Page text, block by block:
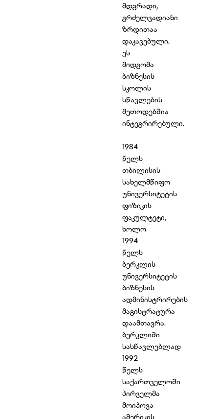
მდგრადი,
გრძელვადიანი
ზრდითაა
დაკავებული.
ეს
მიდგომა
ბიზნესის
სკოლის
სწავლების
მეთოდებშია
ინტეგრირებული.
1984
წელს
თბილისის
სახელმწიფო
უნივერსიტეტის
ფიზიკის
ფაკულტეტი,
ხოლო
1994
წელს
ბერკლის
უნივერსიტეტის
ბიზნესის
ადმინისტრირების
მაგისტრატურა
დაამთავრა.
ბერკლიში
სასწავლებლად
1992
წელს
საქართველოში
პირველმა
მოიპოვა
ამერიკის